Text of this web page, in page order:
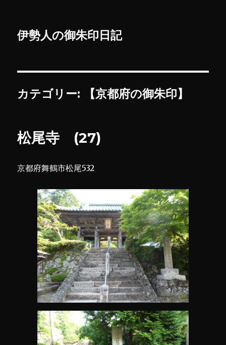
伊勢人の御朱印日記
カテゴリー: 【京都府の御朱印】
松尾寺 (27)
京都府舞鶴市松尾532